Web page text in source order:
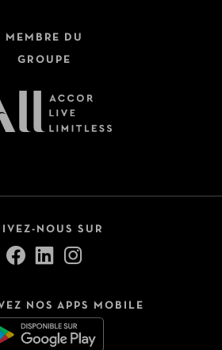
MEMBRE DU
GROUPE
NOUS SUR
NOS APPS MOBILE